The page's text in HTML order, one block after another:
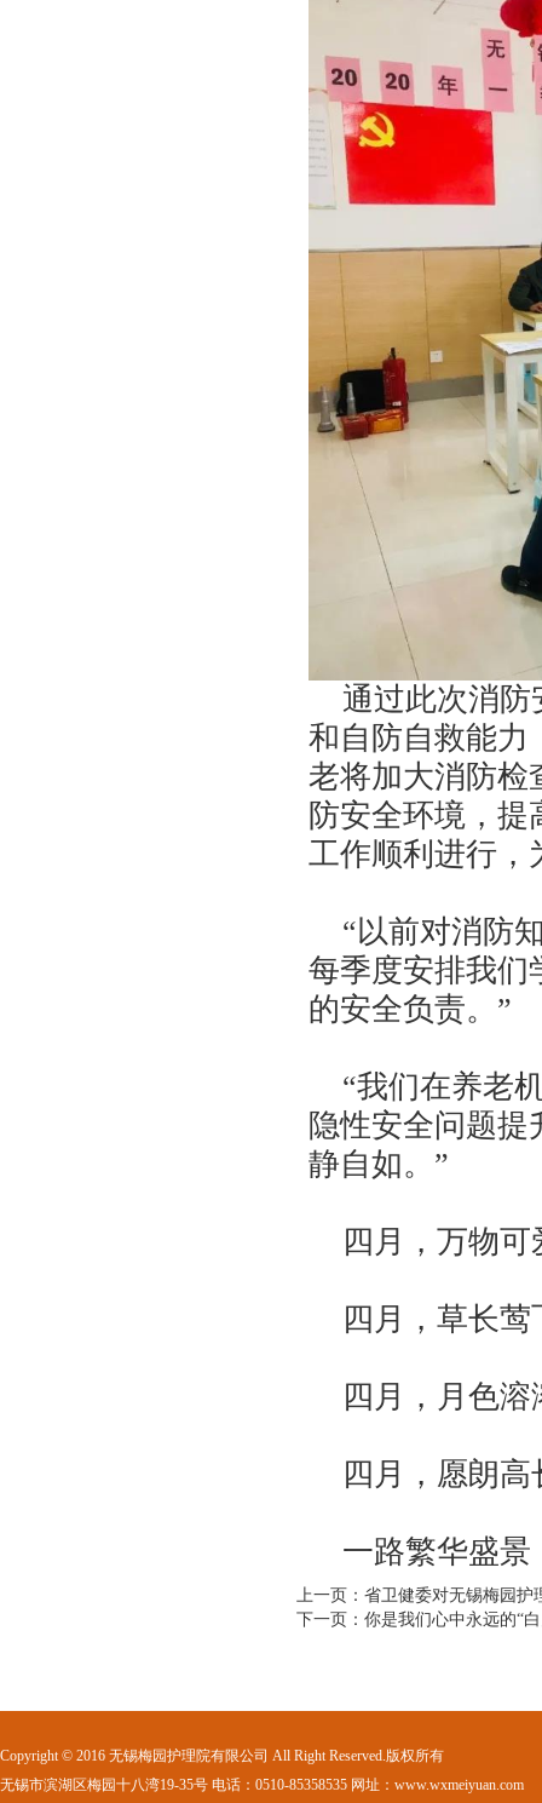
通过此次消防
和自防自救能力
老将加大消防检
防安全环境，
工作顺利进行，
“以前对消防
每季度安排我们
的安全负责。”
“我们在养老
隐性安全问题
静自如。”
四月，万物可
四月，草长莺
四月，月色溶
四月，愿朗高
一路繁华盛景
上一页：省卫健委对无锡梅园护
下一页：你是我们心中永远的“
Copyright © 2016 无锡梅园护理院有限公司 All Right Reserved.版权所有
无锡市滨湖区梅园十八湾19-35号 电话：0510-85358535 网址：www.wxmeiyuan.com